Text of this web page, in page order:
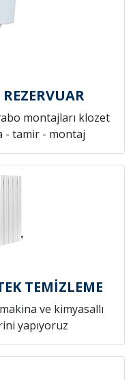
montajları klozet
- tamir - montaj
TEMİZLEME
ve kimyasallı
yapıyoruz